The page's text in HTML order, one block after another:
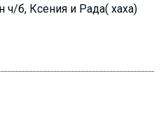
б, Ксения и Рада( хаха)